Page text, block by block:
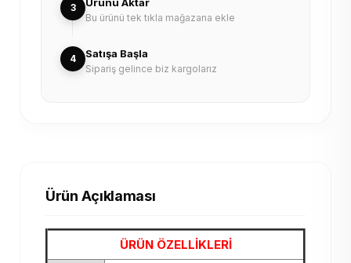
3
Bu ürünü tek tıkla mağazana ekle
4 Satışa Başla
Sipariş gelince biz kargolarız
Ürün Açıklaması
ÜRÜN ÖZELLİKLERİ